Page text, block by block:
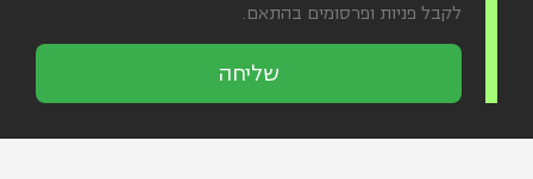
לקבל פניות ופרסומים בהתאם.
שליחה